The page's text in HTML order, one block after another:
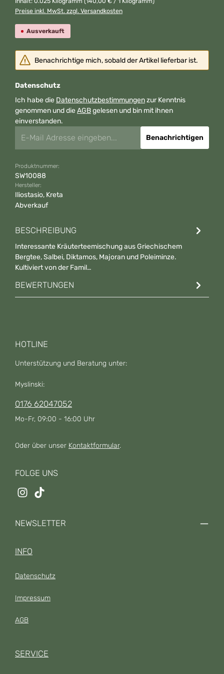
Preise inkl. MwSt. zzgl. Versandkosten
Ausverkauft
Benachrichtige mich, sobald der Artikel lieferbar ist.
Datenschutz
Ich habe die Datenschutzbestimmungenzur Kenntnis
genommen und dieAGBgelesen und bin mit ihnen
einverstanden.
Benachrichtigen
Produktnummer:
SW10088
Hersteller:
Iliostasio, Kreta
Abverkauf
BESCHREIBUNG
Interessante Kräuterteemischung aus Griechischem
Bergtee, Salbei, Diktamos, Majoran und Poleiminze.
Kultiviert von der Famil…
BEWERTUNGEN
HOTLINE
Unterstützung und Beratung unter:
Myslinski:
0176 62047052
Mo-Fr, 09:00 - 16:00 Uhr
Oder über unser Kontaktformular.
FOLGE UNS
NEWSLETTER
INFO
Datenschutz
Impressum
AGB
SERVICE